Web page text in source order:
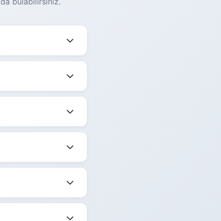
değişmektedir.
değişmekle
en uygun saati